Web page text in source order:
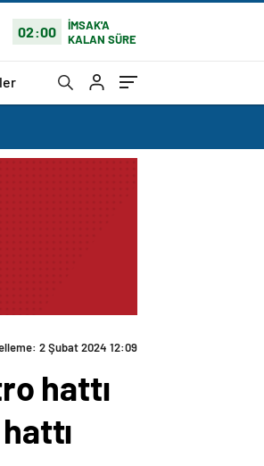
02:00
İMSAK'A
KALAN SÜRE
2 Şubat 2024 12:09
hattı